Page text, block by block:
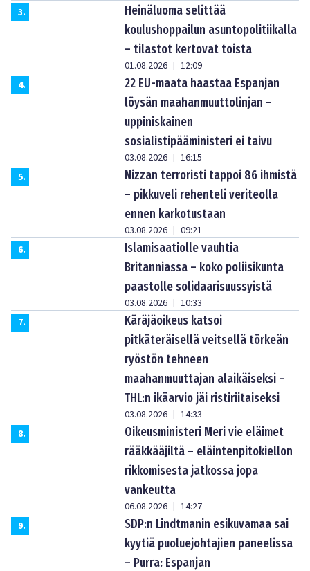
3.
Heinäluoma selittää
koulushoppailun asuntopolitiikalla
– tilastot kertovat toista
01.08.2026 | 12:09
4.
22 EU-maata haastaa Espanjan
löysän maahanmuuttolinjan –
uppiniskainen
sosialistipääministeri ei taivu
03.08.2026 | 16:15
5.
Nizzan terroristi tappoi 86 ihmistä
– pikkuveli rehenteli veriteolla
ennen karkotustaan
03.08.2026 | 09:21
6.
Islamisaatiolle vauhtia
Britanniassa – koko poliisikunta
paastolle solidaarisuussyistä
03.08.2026 | 10:33
7.
Käräjäoikeus katsoi
pitkäteräisellä veitsellä törkeän
ryöstön tehneen
maahanmuuttajan alaikäiseksi –
THL:n ikäarvio jäi ristiriitaiseksi
03.08.2026 | 14:33
8.
Oikeusministeri Meri vie eläimet
rääkkääjiltä – eläintenpitokiellon
rikkomisesta jatkossa jopa
vankeutta
06.08.2026 | 14:27
9.
SDP:n Lindtmanin esikuvamaa sai
kyytiä puoluejohtajien paneelissa
– Purra: Espanjan